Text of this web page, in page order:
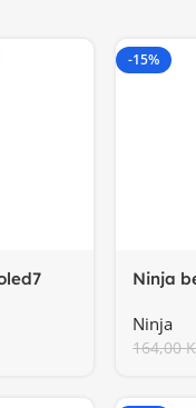
-15%
Ninja
C
Ninja
164,00